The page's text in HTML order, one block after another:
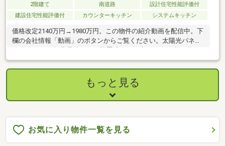
2階建て 南道路
設計住宅性能評価付
建設住宅性能評価付
カウンターキッチン システムキッチン
価格改定2140万円→1980万円。この物件の紹介動画を配信中。下
欄の会社情報「動画」のボタンからご覧ください。太陽光パネル
件。
もっと見る
お気に入り物件一覧を見る